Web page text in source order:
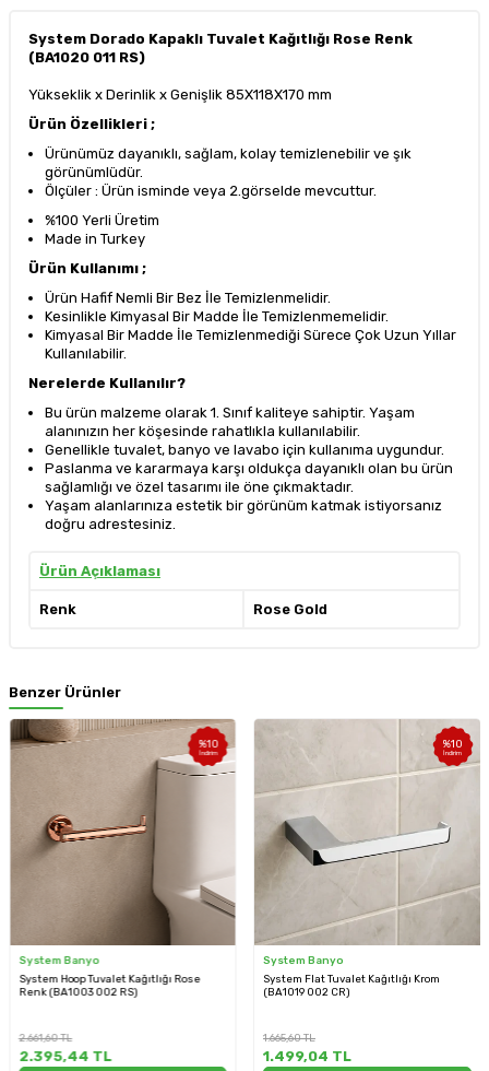
System Dorado Kapaklı Tuvalet Kağıtlığı Rose Renk
(BA1020 011 RS)
Yükseklik x Derinlik x Genişlik 85X118X170 mm
Ürün Özellikleri ;
Ürünümüz dayanıklı, sağlam, kolay temizlenebilir ve şık
görünümlüdür.
Ölçüler : Ürün isminde veya 2.görselde mevcuttur.
%100 Yerli Üretim
Made in Turkey
Ürün Kullanımı ;
Ürün Hafif Nemli Bir Bez İle Temizlenmelidir.
Kesinlikle Kimyasal Bir Madde İle Temizlenmemelidir.
Kimyasal Bir Madde İle Temizlenmediği Sürece Çok Uzun Yıllar
Kullanılabilir.
Nerelerde Kullanılır?
Bu ürün malzeme olarak 1. Sınıf kaliteye sahiptir. Yaşam
alanınızın her köşesinde rahatlıkla kullanılabilir.
Genellikle tuvalet, banyo ve lavabo için kullanıma uygundur.
Paslanma ve kararmaya karşı oldukça dayanıklı olan bu ürün
sağlamlığı ve özel tasarımı ile öne çıkmaktadır.
Yaşam alanlarınıza estetik bir görünüm katmak istiyorsanız
doğru adrestesiniz.
Ürün Açıklaması
Renk Rose Gold
Benzer Ürünler
%10
İndirim
System Banyo
System Hoop Tuvalet Kağıtlığı Rose
Renk (BA1003 002 RS)
2.661,60TL
2.395,44 TL
%10
İndirim
System Banyo
System Flat Tuvalet Kağıtlığı Krom
(BA1019 002 CR)
1.665,60TL
1.499,04 TL